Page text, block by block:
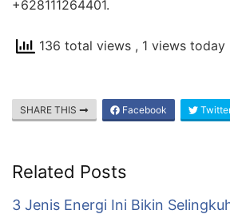
+628111264401.
136 total views , 1 views today
SHARE THIS Facebook
Related Posts
3 Jenis Energi Ini Bikin